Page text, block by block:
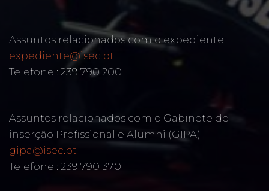
Assuntos relacionados com o expediente
expediente@isec.pt
Telefone : 239 790 200
Assuntos relacionados com o Gabinete de
inserção Profissional e Alumni (GIPA)
gipa@isec.pt
Telefone : 239 790 370